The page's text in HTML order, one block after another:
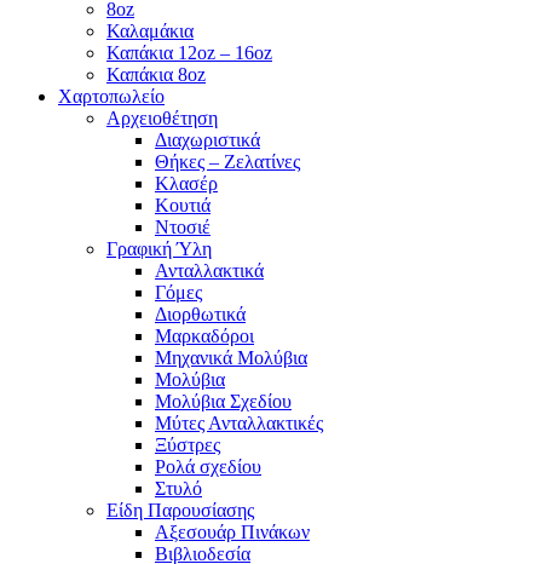
8oz
Καλαμάκια
Καπάκια 12oz – 16oz
Καπάκια 8oz
Χαρτοπωλείο
Αρχειοθέτηση
Διαχωριστικά
Θήκες – Ζελατίνες
Κλασέρ
Κουτιά
Ντοσιέ
Γραφική Ύλη
Ανταλλακτικά
Γόμες
Διορθωτικά
Μαρκαδόροι
Μηχανικά Μολύβια
Μολύβια
Μολύβια Σχεδίου
Μύτες Ανταλλακτικές
Ξύστρες
Ρολά σχεδίου
Στυλό
Είδη Παρουσίασης
Αξεσουάρ Πινάκων
Βιβλιοδεσία